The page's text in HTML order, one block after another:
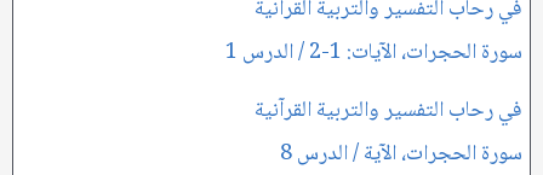
في رحاب التفسير والتربية القرآنية
سورة الحجرات، الآيات: 1-2 / الدرس 1
في رحاب التفسير والتربية القرآنية
سورة الحجرات، الآية / الدرس 8